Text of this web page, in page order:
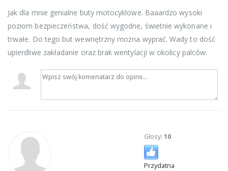
Jak dla mnie genialne buty motocyklowe. Baaardzo wysoki
poziom bezpieczeństwa, dość wygodne, świetnie wykonane i
trwałe. Do tego but wewnętrzny można wyprać. Wady to dość
upierdliwe zakładanie oraz brak wentylacji w okolicy palców.
Głosy: 10
Przydatna